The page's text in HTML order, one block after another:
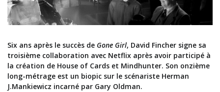
Six ans après le succès de Gone Girl, David Fincher signe sa
troisième collaboration avec Netflix après avoir participé à
la création de House of Cards et Mindhunter. Son onzième
long-métrage est un biopic sur le scénariste Herman
J.Mankiewicz incarné par Gary Oldman.